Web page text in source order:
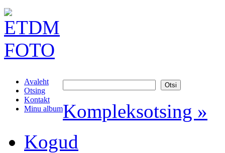
Avaleht
Otsing
Kontakt
Minu albumKompleksotsing »
Kogud